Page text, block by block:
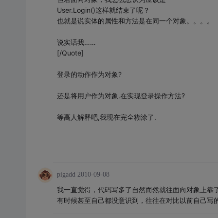
User.Login()这样就结束了呢？
也就是说实体的属性和方法是在同一个对象。。。。
说实话我……
[/Quote]
登录的动作作为对象?
还是将用户作为对象.在实现登录操作方法?
等高人解释吧,我现在完全糊涂了.
pigadd 2010-09-08
我一直觉得，代码写多了自然而然就往面向对象上靠
有时候甚至自己都没意识到，往往在对比以前自己写